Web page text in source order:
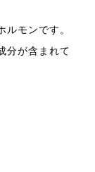
ルモンです。
分が含まれて